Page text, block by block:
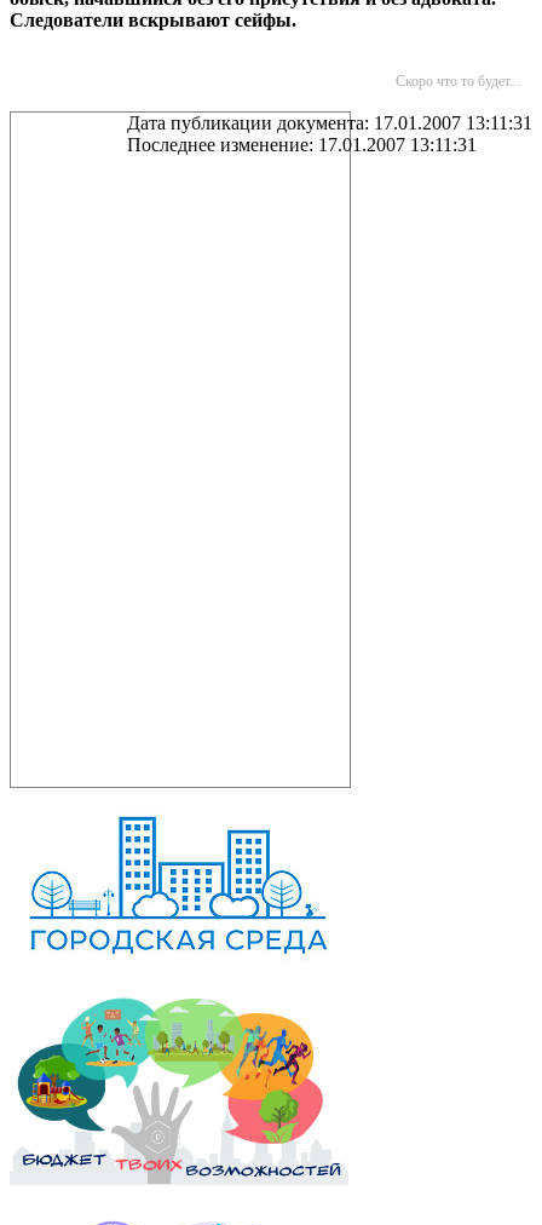
Следователи вскрывают сейфы.
Скоро что то будет...
Дата публикации документа: 17.01.2007 13:11:31
Последнее изменение: 17.01.2007 13:11:31